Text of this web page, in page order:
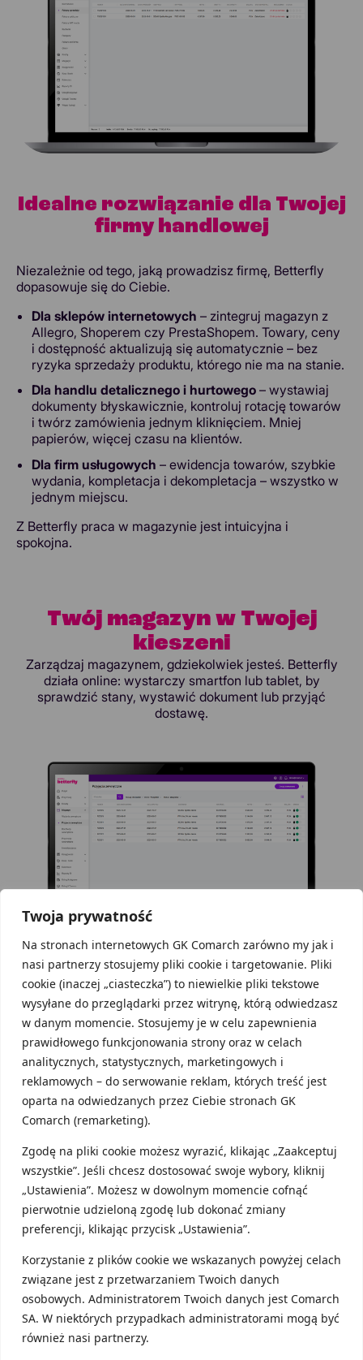
Twoja prywatność
Na stronach internetowych GK Comarch zarówno my jak i
nasi partnerzy stosujemy pliki cookie i targetowanie. Pliki
cookie (inaczej „ciasteczka”) to niewielkie pliki tekstowe
wysyłane do przeglądarki przez witrynę, którą odwiedzasz
w danym momencie. Stosujemy je w celu zapewnienia
prawidłowego funkcjonowania strony oraz w celach
analitycznych, statystycznych, marketingowych i
reklamowych – do serwowanie reklam, których treść jest
oparta na odwiedzanych przez Ciebie stronach GK
Comarch (remarketing).
Zgodę na pliki cookie możesz wyrazić, klikając „Zaakceptuj
wszystkie”. Jeśli chcesz dostosować swoje wybory, kliknij
„Ustawienia”. Możesz w dowolnym momencie cofnąć
pierwotnie udzieloną zgodę lub dokonać zmiany
preferencji, klikając przycisk „Ustawienia”.
Korzystanie z plików cookie we wskazanych powyżej celach
związane jest z przetwarzaniem Twoich danych
osobowych. Administratorem Twoich danych jest Comarch
SA. W niektórych przypadkach administratorami mogą być
również nasi partnerzy.
Idealne rozwiązanie dla Twojej
firmy handlowej
Niezależnie od tego, jaką prowadzisz firmę, Betterfly
dopasowuje się do Ciebie.
Dla sklepów internetowych – zintegruj magazyn z
Allegro, Shoperem czy PrestaShopem. Towary, ceny
i dostępność aktualizują się automatycznie – bez
ryzyka sprzedaży produktu, którego nie ma na stanie.
Dla handlu detalicznego i hurtowego – wystawiaj
dokumenty błyskawicznie, kontroluj rotację towarów
i twórz zamówienia jednym kliknięciem. Mniej
papierów, więcej czasu na klientów.
Dla firm usługowych – ewidencja towarów, szybkie
wydania, kompletacja i dekompletacja – wszystko w
jednym miejscu.
Z Betterfly praca w magazynie jest intuicyjna i
spokojna.
Twój magazyn w Twojej
kieszeni
Zarządzaj magazynem, gdziekolwiek jesteś. Betterfly
działa online: wystarczy smartfon lub tablet, by
sprawdzić stany, wystawić dokument lub przyjąć
dostawę.
Program magazynowy
usprawnia sprzedaż
Kiedy magazyn, sprzedaż ieFakturyPlus grają razem,
firma naprawdę zyskuje skrzydła. Betterfly
automatycznie łączy stany magazynowe ze sklepem
online i fakturowaniem. Nie sprzedajesz tego, czego nie
zyskujesz porządek, czas i spokój.
Zintegrowane moduły pozwalają obsługiwać
dokumenty sprzedażowe, płatności i klientów – bez
przełączania się między systemami.